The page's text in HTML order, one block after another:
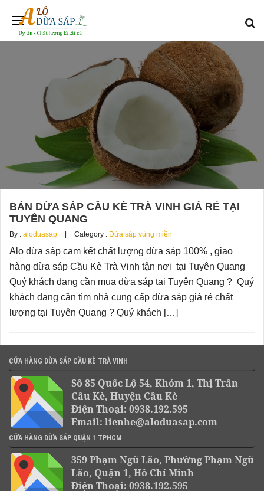
BÁN DỪA SÁP CẦU KÈ TRÀ VINH GIÁ RẺ TẠI
TUYÊN QUANG
By : aloduasap Category : Dừa sáp vùng miền
Alo dừa sáp cam kết chất lượng dừa sáp 100% , giao
hàng dừa sáp Cầu Kè Trà Vinh tận nơi tại Tuyên Quang
Quý khách đang cần mua dừa sáp tại Tuyên Quang ? Quý
khách đang cần tìm nhà cung cấp dừa sáp giá rẻ chất
lượng tại Tuyên Quang ? Quý khách […]
CỬA HÀNG DỪA SÁP CẦU KÈ TRÀ VINH
Số 85 Quốc Lộ 54, Khóm 1, Thị Trấn
Cầu Kè, Huyện Cầu Kè
Điện Thoại: 0938.192.595
Email: lienhe@aloduasap.com
CỬA HÀNG DỪA SÁP QUẬN 1 TPHCM
359 Phạm Ngũ Lão, Phường Phạm Ngũ
Lão, Quận 1, Hồ Chí Minh
Điện Thoại: 0938.192.595